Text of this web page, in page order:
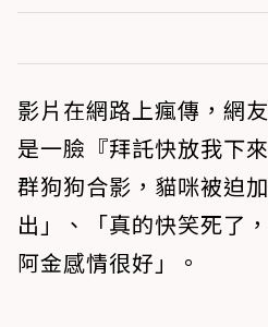
影片在網路上瘋傳，網
是一臉『拜託快放我下
群狗狗合影，貓咪被迫
出」、「真的快笑死了
阿金感情很好」。